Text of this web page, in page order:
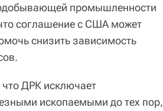
промышленности
соглашение с США может
снизить зависимость
ДРК исключает
ископаемыми до тех пор,